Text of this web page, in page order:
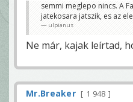
semmi meglepo nincs. A
jatekosara jatszik, es az
ulpianus
Ne már, kajak leírtad,
Mr.Breaker 1 948